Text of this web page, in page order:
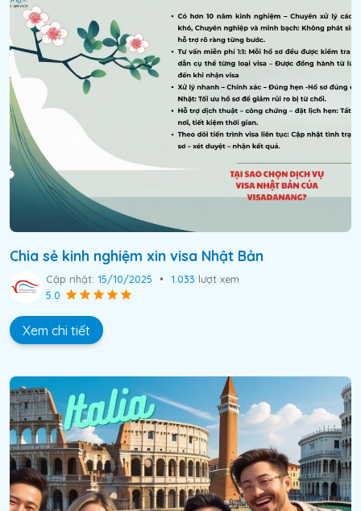
Chia sẻ kinh nghiệm xin visa Nhật Bản
Cập nhật: 15/10/2025 • 1.033 lượt xem
5.0
Xem chi tiết